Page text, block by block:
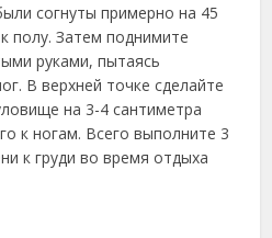
согнуты примерно на 45
полу. Затем поднимите
руками, пытаясь
В верхней точке сделайте
на 3-4 сантиметра
к ногам. Всего выполните 3
к груди во время отдыха